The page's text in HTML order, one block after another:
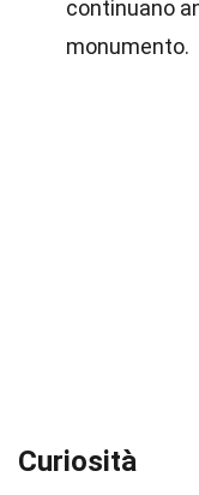
continuano
monumento.
Curiosità